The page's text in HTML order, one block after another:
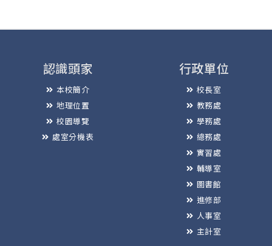
認識頭家
本校簡介
地理位置
校園導覽
處室分機表
行政單位
校長室
教務處
學務處
總務處
實習處
輔導室
圖書館
進修部
人事室
主計室